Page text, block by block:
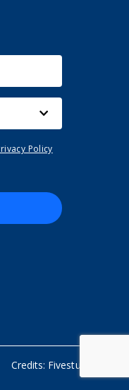
Policy
Credits: Fivestudio.it